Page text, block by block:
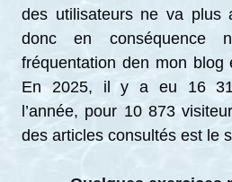
des utilisateurs ne va plus
donc en conséquence
fréquentation den mon blog
En 2025, il y a eu 16
l’année, pour 10 873
des articles consultés est le